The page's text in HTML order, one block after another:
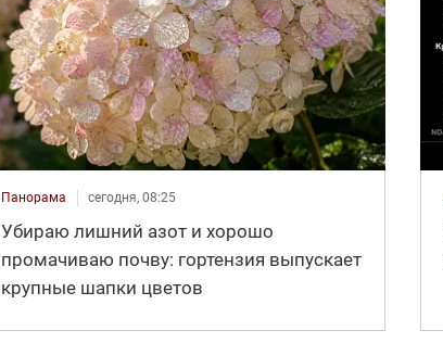
Панорама сегодня, 08:25
Убираю лишний азот и хорошо
промачиваю почву: гортензия выпускает
крупные шапки цветов